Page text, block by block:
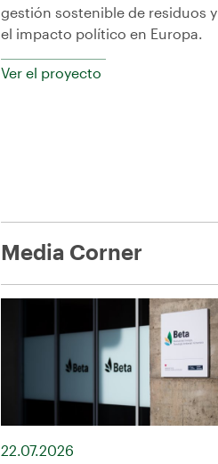
gestión sostenible de residuos y
el impacto político en Europa.
Ver el proyecto
Media Corner
22.07.2026